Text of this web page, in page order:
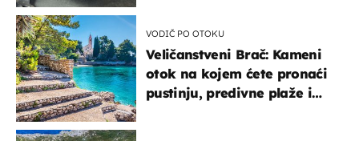
VODIČ PO OTOKU
Veličanstveni Brač: Kameni
otok na kojem ćete pronaći
pustinju, predivne plaže i